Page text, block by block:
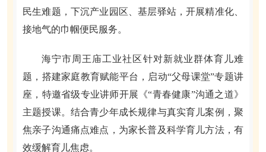
民生难题，下沉产业园区、基层驿站，开展精准化、
接地气的巾帼便民服务。
海宁市周王庙工业社区针对新就业群体育儿难
题，搭建家庭教育赋能平台，启动“父母课堂”专题讲
座，特邀省级专业讲师开展《“青春健康”沟通之道》
主题授课。结合青少年成长规律与真实育儿案例，聚
焦亲子沟通痛点难点，为家长普及科学育儿方法，有
效缓解育儿焦虑。